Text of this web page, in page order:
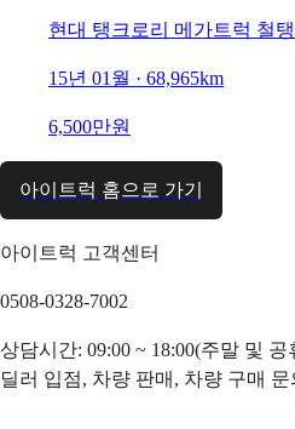
현대 탱크로리 메가트럭 철
15년 01월 · 68,965km
6,500만원
아이트럭 홈으로 가기
아이트럭 고객센터
0508-0328-7002
상담시간: 09:00 ~ 18:00(주말 및
딜러 입점, 차량 판매, 차량 구매